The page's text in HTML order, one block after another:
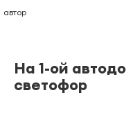
автор
На 1-ой
светофор